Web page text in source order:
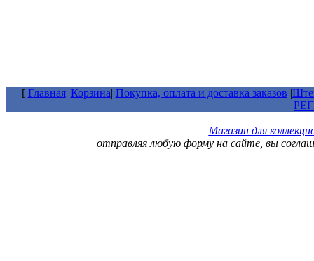
[ Главная| Корзина| Покупка, оплата и доставка заказов |
Магазин для
отправляя любую форму на сайте, вы